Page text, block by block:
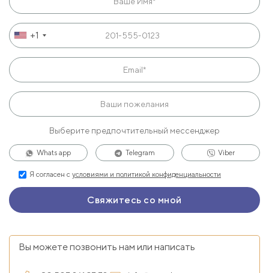
+1
Выберите предпочтительный мессенджер
Whats app Telegram Viber
Я согласен с условиями и политикой конфиденциальности
Вы можете позвонить нам или написать